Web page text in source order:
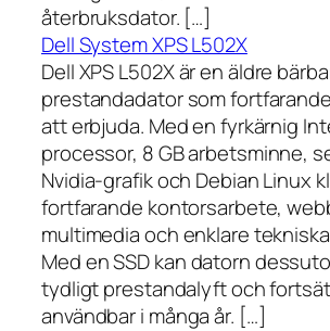
återbruksdator. […]
Dell System XPS L502X
Dell XPS L502X är en äldre
prestandadator som
att erbjuda. Med en fyrkärnig
processor, 8 GB arbetsminne,
Nvidia-grafik och Debian Linux
fortfarande kontorsarbete,
multimedia och enklare
Med en SSD kan datorn
tydligt prestandalyft och
användbar i många år. […]